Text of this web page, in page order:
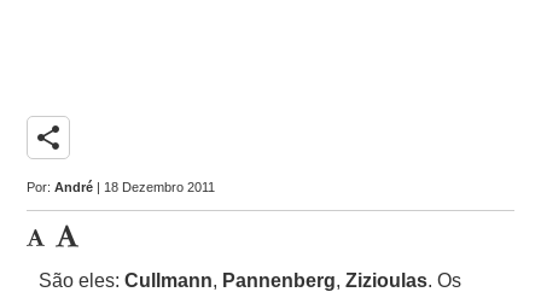
share
Por:André | 18 Dezembro 2011
São eles:Cullmann, Pannenberg,Zizioulas. Os